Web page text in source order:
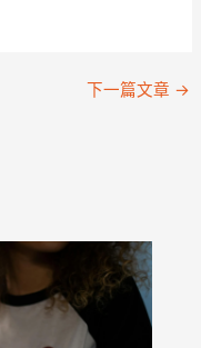
下一篇文章 →